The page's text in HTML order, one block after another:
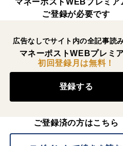
ご登録が必要です
広告なしでサイト内の全記事読
マネーポストWEBプレミ
初回登録月は無料！
登録する
ご登録済の方はこちら